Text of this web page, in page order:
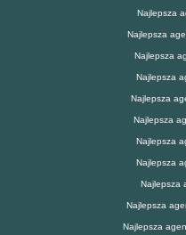
Najlepsza
Najlepsza
Najlepsza
Najlepsza
Najlepsza
Najlepsza
Najlepsza
Najlepsza
Najlepsza
Najlepsza
Najlepsza